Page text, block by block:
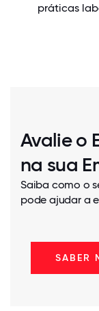
práticas
Avalie o
na sua
Saiba como o
pode ajudar a
SABER